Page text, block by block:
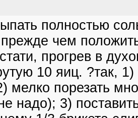
полностью
чем
прогрев в
10 яиц. ?так,
мелко порезать
надо); 3)